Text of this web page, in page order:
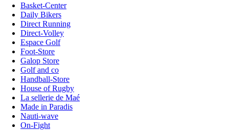
Basket-Center
Daily Bikers
Direct Running
Direct-Volley
Espace Golf
Foot-Store
Galop Store
Golf and co
Handball-Store
House of Rugby
La sellerie de Maé
Made in Paradis
Nauti-wave
On-Fight